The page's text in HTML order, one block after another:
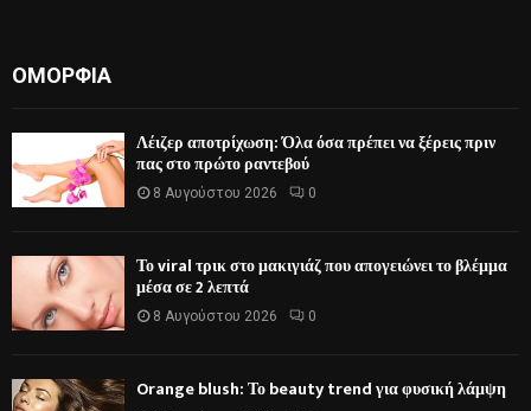
ΟΜΟΡΦΙΆ
Λέιζερ αποτρίχωση: Όλα όσα πρέπει να ξέρεις πριν
πας στο πρώτο ραντεβού
8 Αυγούστου 2026 0
Το viral τρικ στο μακιγιάζ που απογειώνει το βλέμμα
μέσα σε 2 λεπτά
8 Αυγούστου 2026 0
Orange blush: Το beauty trend για φυσική λάμψη